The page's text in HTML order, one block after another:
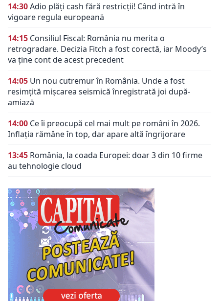
14:30Adio plăți cash fără restricții! Când intră în
vigoare regula europeană
14:15 Consiliul Fiscal: România nu merita o
retrogradare. Decizia Fitch a fost corectă, iar Moody’s
va ține cont de acest precedent
14:05 Un nou cutremur în România. Unde a fost
resimțită mișcarea seismică înregistrată joi după-
amiază
14:00 Ce îi preocupă cel mai mult pe români în 2026.
Inflația rămâne în top, dar apare altă îngrijorare
13:45 România, la coada Europei: doar 3 din 10 firme
au tehnologie cloud